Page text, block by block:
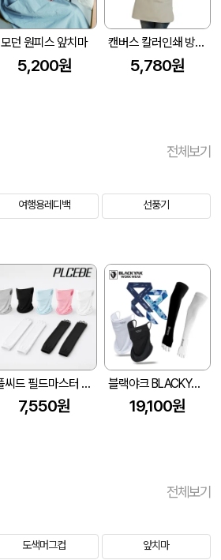
모던 원피스 앞치마
5,200원
캔버스 칼러인쇄 방수 바리스타 앞치마 Z117
5,780원
전체보기
여행용레디백 선풍기
플씨드 필드마스터 고리형 손등커버 쿨토시 + 귀걸이 쿨마스크 2종 세트
7,550원
블랙야크 BLACKYAK 2026년형 여름 UV차단 쿨링 3종 세트 (쿨토시+쿨마스크+넥쿨러스카프)
19,100원
전체보기
도색머그컵 앞치마